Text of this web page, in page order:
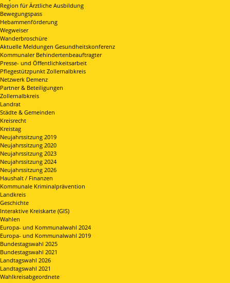
Region für Ärztliche Ausbildung
Bewegungspass
Hebammenförderung
Wegweiser
Wanderbroschüre
Aktuelle Meldungen Gesundheitskonferenz
Kommunaler Behindertenbeauftragter
Presse- und Öffentlichkeitsarbeit
Pflegestützpunkt Zollernalbkreis
Netzwerk Demenz
Partner & Beteiligungen
Zollernalbkreis
Landrat
Städte & Gemeinden
Kreisrecht
Kreistag
Neujahrssitzung 2019
Neujahrssitzung 2020
Neujahrssitzung 2023
Neujahrssitzung 2024
Neujahrssitzung 2026
Haushalt / Finanzen
Kommunale Kriminalprävention
Landkreis
Geschichte
Interaktive Kreiskarte (GIS)
Wahlen
Europa- und Kommunalwahl 2024
Europa- und Kommunalwahl 2019
Bundestagswahl 2025
Bundestagswahl 2021
Landtagswahl 2026
Landtagswahl 2021
Wahlkreisabgeordnete